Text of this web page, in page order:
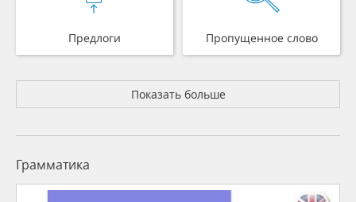
Предлоги Пропущенное слово
Показать больше
Грамматика